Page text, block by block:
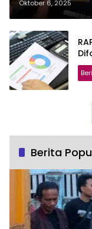
Oktober 6, 2025
Berita